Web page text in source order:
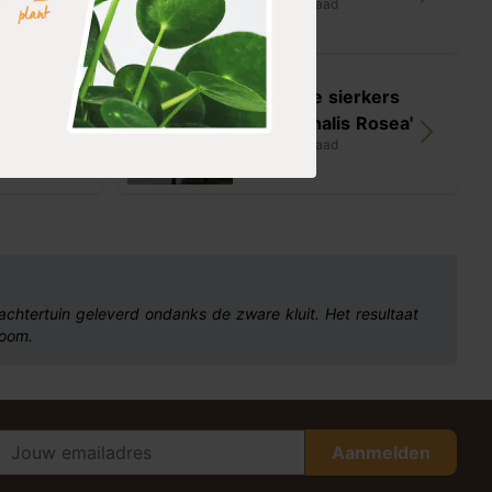
op voorraad
199,99
Japanse sierkers
'Autumnalis Rosea'
op voorraad
geleverd ondanks de zware kluit. Het resultaat
Aanmelden